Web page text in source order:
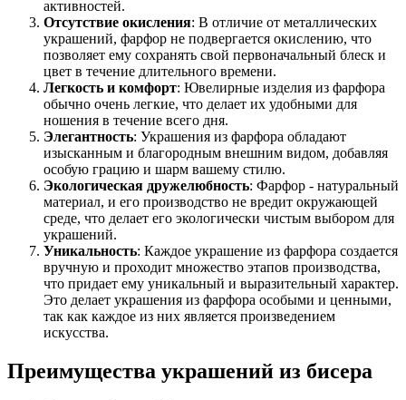
активностей.
Отсутствие окисления: В отличие от металлических
украшений, фарфор не подвергается окислению, что
позволяет ему сохранять свой первоначальный блеск и
цвет в течение длительного времени.
Легкость и комфорт: Ювелирные изделия из фарфора
обычно очень легкие, что делает их удобными для
ношения в течение всего дня.
Элегантность: Украшения из фарфора обладают
изысканным и благородным внешним видом, добавляя
особую грацию и шарм вашему стилю.
Экологическая дружелюбность: Фарфор - натуральный
материал, и его производство не вредит окружающей
среде, что делает его экологически чистым выбором для
украшений.
Уникальность: Каждое украшение из фарфора создается
вручную и проходит множество этапов производства,
что придает ему уникальный и выразительный характер.
Это делает украшения из фарфора особыми и ценными,
так как каждое из них является произведением
искусства.
Преимущества украшений из бисера